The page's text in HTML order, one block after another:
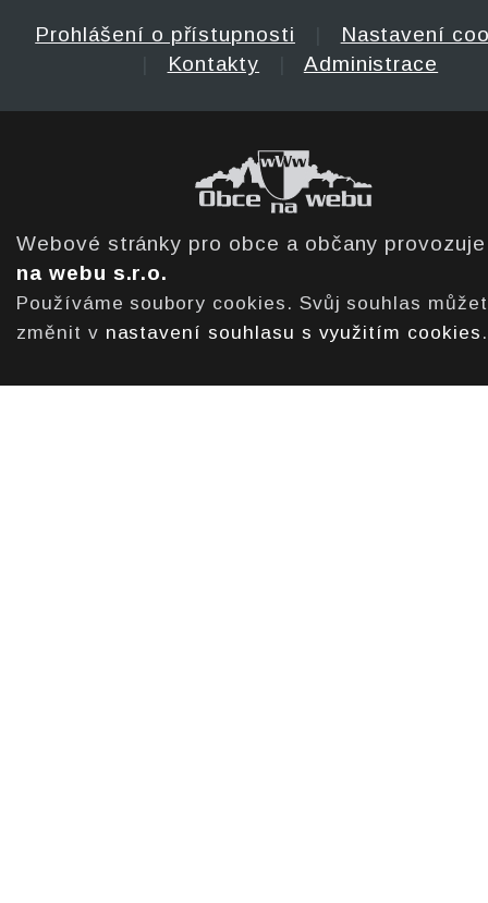
Prohlášení o přístupnosti
Nastavení
Kontakty Administrace
Webové stránky pro obce a občany
na webu s.r.o.
Používáme soubory cookies. Svůj souhlas
změnit v nastavení souhlasu s využitím cookies .